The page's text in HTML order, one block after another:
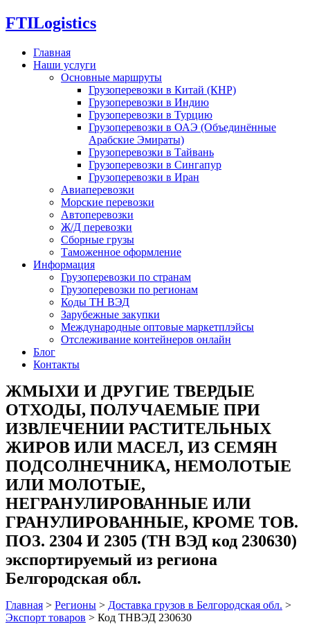
FTILogistics
Главная
Наши услуги
Основные маршруты
Грузоперевозки в Китай (КНР)
Грузоперевозки в Индию
Грузоперевозки в Турцию
Грузоперевозки в ОАЭ (Объединённые
Арабские Эмираты)
Грузоперевозки в Тайвань
Грузоперевозки в Сингапур
Грузоперевозки в Иран
Авиаперевозки
Морские перевозки
Автоперевозки
Ж/Д перевозки
Сборные грузы
Таможенное оформление
Информация
Грузоперевозки по странам
Грузоперевозки по регионам
Коды ТН ВЭД
Зарубежные закупки
Международные оптовые маркетплэйсы
Отслеживание контейнеров онлайн
Блог
Контакты
ЖМЫХИ И ДРУГИЕ ТВЕРДЫЕ
ОТХОДЫ, ПОЛУЧАЕМЫЕ ПРИ
ИЗВЛЕЧЕНИИ РАСТИТЕЛЬНЫХ
ЖИРОВ ИЛИ МАСЕЛ, ИЗ СЕМЯН
ПОДСОЛНЕЧНИКА, НЕМОЛОТЫЕ
ИЛИ МОЛОТЫЕ,
НЕГРАНУЛИРОВАННЫЕ ИЛИ
ГРАНУЛИРОВАННЫЕ, КРОМЕ ТОВ.
ПОЗ. 2304 И 2305 (ТН ВЭД код 230630)
экспортируемый из региона
Белгородская обл.
Главная > Регионы > Доставка грузов в Белгородская обл. >
Экспорт товаров > Код ТНВЭД 230630